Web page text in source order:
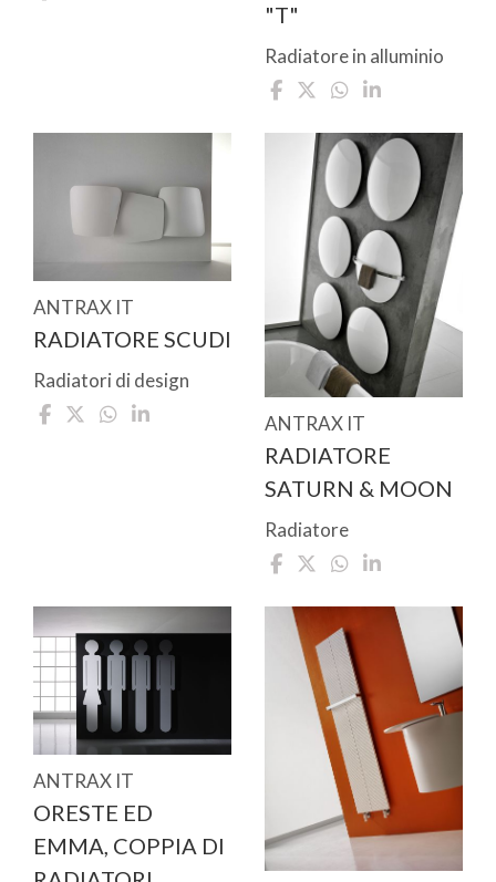
"T"
Radiatore in alluminio
ANTRAX IT
RADIATORE SCUDI
Radiatori di design
ANTRAX IT
RADIATORE
SATURN & MOON
Radiatore
ANTRAX IT
ORESTE ED
EMMA, COPPIA DI